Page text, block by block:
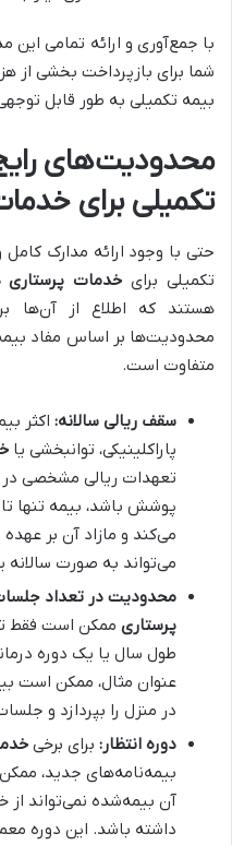
با جمع‌آوری و ارائه تمامی
شما برای بازپرداخت بخشی از
بیمه تکمیلی به طور قابل
محدودیت‌های
تکمیلی برای
حتی با وجود ارائه مدارک
تکمیلی برای خدمات پرستاری
هستند که اطلاع از آن‌ها
محدودیت‌ها بر اساس مفاد
متفاوت است.
سقف ریالی سالانه: اکثر
پاراکلینیکی، توانبخشی یا
تعهدات ریالی مشخصی
پوشش باشد، بیمه تنها
می‌کند و مازاد آن بر
می‌تواند به صورت سالانه
محدودیت در تعداد
پرستاری ممکن است فقط
طول سال یا یک دوره
در منزل را بپردازد و
دوره انتظار: برای برخی
بیمه‌نامه‌های جدید،
آن بیمه‌شده نمی‌تواند